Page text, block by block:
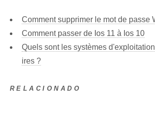
Comment supprimer le mot de passe
Comment passer de Ios 11 à Ios 10
Quels sont les systèmes
ires ?
RELACIONADO